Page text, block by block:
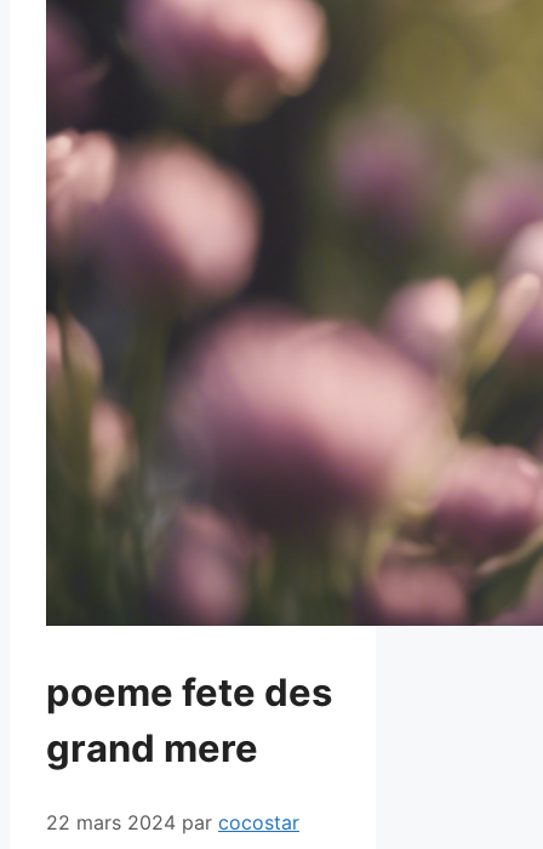
poeme fete des
grand mere
22 mars 2024 par cocostar